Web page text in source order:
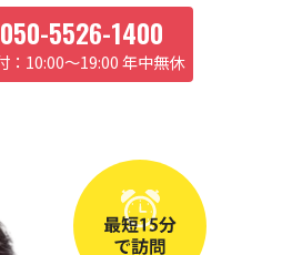
050-5526-1400
10:00〜19:00 年中無休